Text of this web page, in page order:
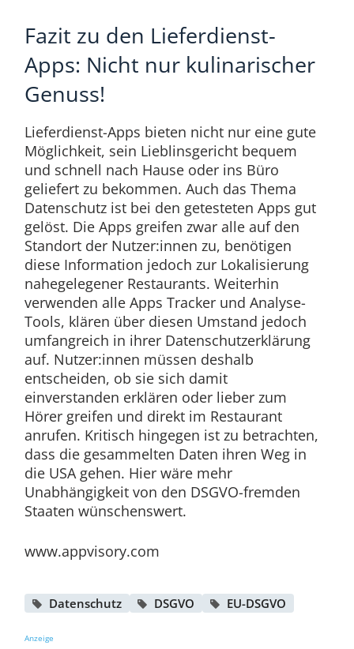
Fazit zu den Lieferdienst-
Apps: Nicht nur kulinarischer
Genuss!
Lieferdienst-Apps bieten nicht nur eine gute
Möglichkeit, sein Lieblinsgericht bequem
und schnell nach Hause oder ins Büro
geliefert zu bekommen. Auch das Thema
Datenschutz ist bei den getesteten Apps gut
gelöst. Die Apps greifen zwar alle auf den
Standort der Nutzer:innen zu, benötigen
diese Information jedoch zur Lokalisierung
nahegelegener Restaurants. Weiterhin
verwenden alle Apps Tracker und Analyse-
Tools, klären über diesen Umstand jedoch
umfangreich in ihrer Datenschutzerklärung
auf. Nutzer:innen müssen deshalb
entscheiden, ob sie sich damit
einverstanden erklären oder lieber zum
Hörer greifen und direkt im Restaurant
anrufen. Kritisch hingegen ist zu betrachten,
dass die gesammelten Daten ihren Weg in
die USA gehen. Hier wäre mehr
Unabhängigkeit von den DSGVO-fremden
Staaten wünschenswert.
www.appvisory.com
Datenschutz DSGVO EU-DSGVO
Anzeige